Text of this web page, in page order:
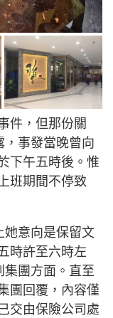
件，但那份關
，事發當晚曾向
下午五時後。惟
班期間不停致
她意向是保留文
時許至六時左
集團方面。直至
團回覆，內容僅
交由保險公司處